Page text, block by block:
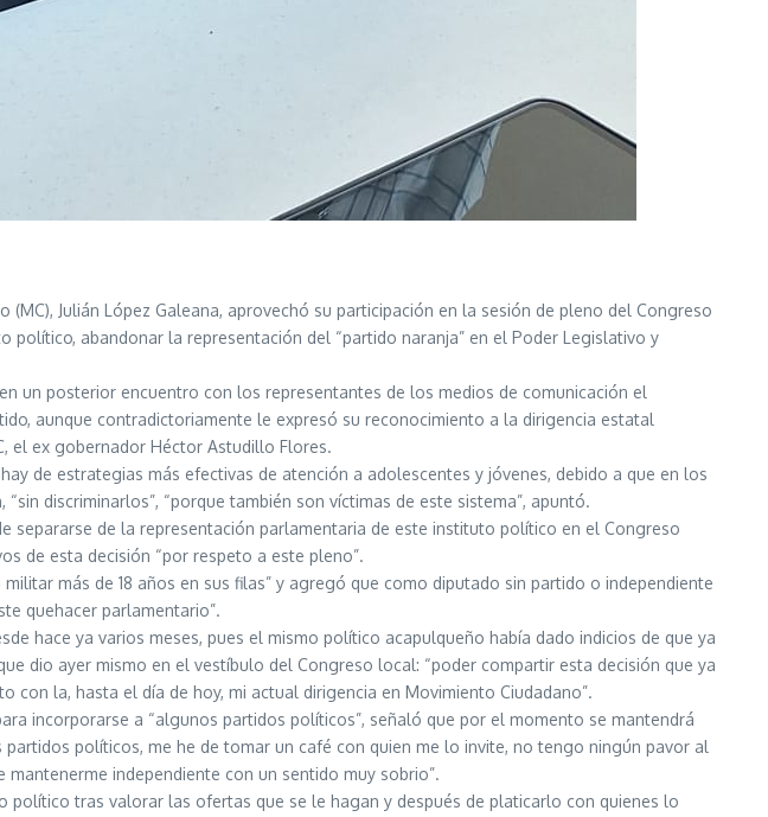
Julián López Galeana, aprovechó su participación en la sesión de pleno del Congreso
abandonar la representación del “partido naranja” en el Poder Legislativo y
un posterior encuentro con los representantes de los medios de comunicación el
aunque contradictoriamente le expresó su reconocimiento a la dirigencia estatal
el ex gobernador Héctor Astudillo Flores.
de estrategias más efectivas de atención a adolescentes y jóvenes, debido a que en los
discriminarlos”, “porque también son víctimas de este sistema”, apuntó.
separarse de la representación parlamentaria de este instituto político en el Congreso
de esta decisión “por respeto a este pleno”.
más de 18 años en sus filas” y agregó que como diputado sin partido o independiente
quehacer parlamentario”.
hace ya varios meses, pues el mismo político acapulqueño había dado indicios de que ya
dio ayer mismo en el vestíbulo del Congreso local: “poder compartir esta decisión que ya
la, hasta el día de hoy, mi actual dirigencia en Movimiento Ciudadano”.
incorporarse a “algunos partidos políticos”, señaló que por el momento se mantendrá
políticos, me he de tomar un café con quien me lo invite, no tengo ningún pavor al
independiente con un sentido muy sobrio”.
tras valorar las ofertas que se le hagan y después de platicarlo con quienes lo